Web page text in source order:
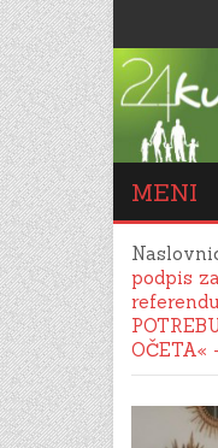
MENI
podpis